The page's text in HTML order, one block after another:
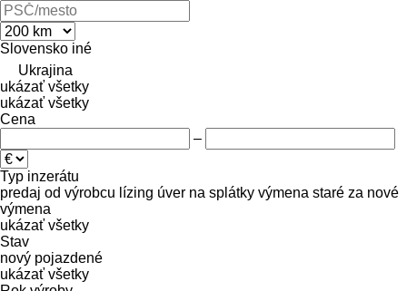
Slovensko iné
Ukrajina
ukázať všetky
ukázať všetky
Cena
–
Typ inzerátu
predaj od výrobcu lízing úver na splátky výmena staré za nové
výmena
ukázať všetky
Stav
nový pojazdené
ukázať všetky